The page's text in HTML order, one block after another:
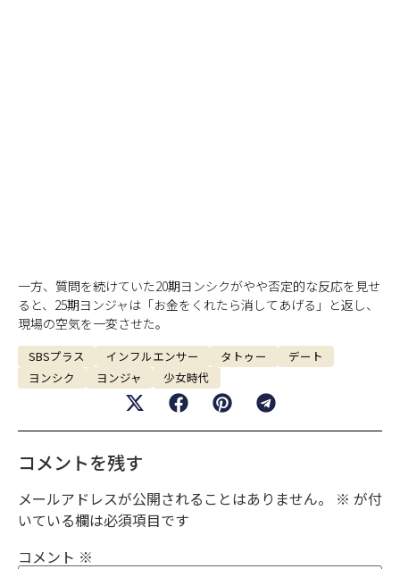
一方、質問を続けていた20期ヨンシクがやや否定的な反応を見せ
ると、25期ヨンジャは「お金をくれたら消してあげる」と返し、
現場の空気を一変させた。
SBSプラス インフルエンサー タトゥー
デート
ヨンシク
ヨンジャ 少女時代
コメントを残す
メールアドレスが公開されることはありません。 ※ が付
いている欄は必須項目です
コメント ※